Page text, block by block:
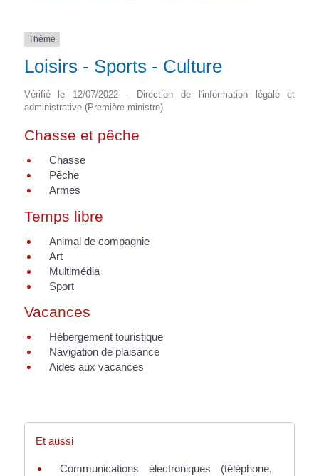
Thème
Loisirs - Sports - Culture
Vérifié le 12/07/2022 - Direction de l'information légale et
administrative (Première ministre)
Chasse et pêche
Chasse
Pêche
Armes
Temps libre
Animal de compagnie
Art
Multimédia
Sport
Vacances
Hébergement touristique
Navigation de plaisance
Aides aux vacances
Et aussi
Communications électroniques (téléphone,